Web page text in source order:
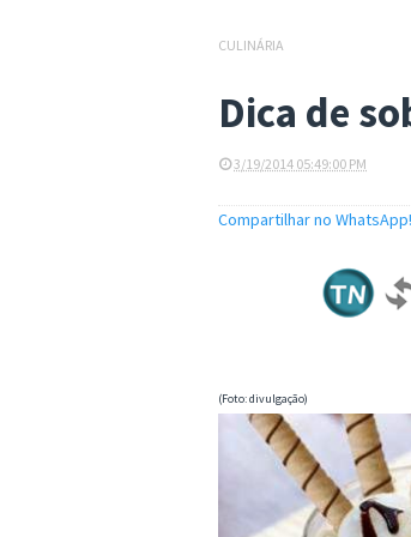
CULINÁRIA
Dica de
3/19/2014 05:49:00 PM
Compartilhar no WhatsApp!
(Foto: divulgação)